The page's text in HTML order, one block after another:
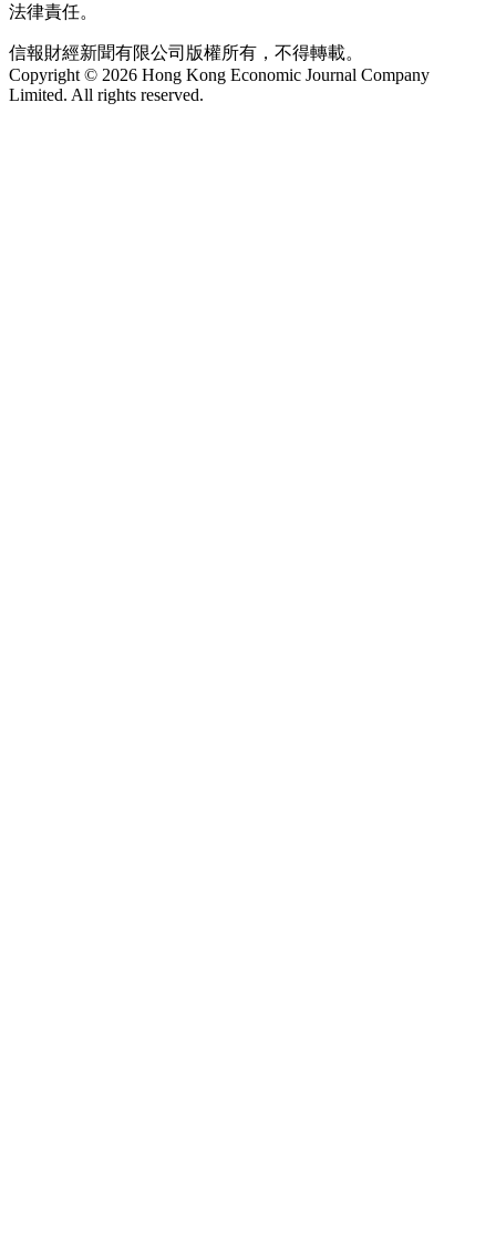
法律責任。
信報財經新聞有限公司版權所有，不得轉載。
Copyright © 2026 Hong Kong Economic Journal Company
Limited. All rights reserved.